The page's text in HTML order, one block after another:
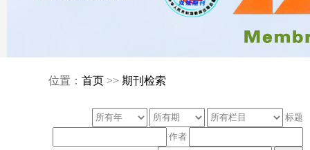
位置： 首页 >> 期刊检索
标题
作者